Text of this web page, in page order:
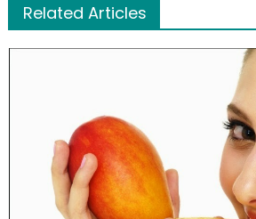
Related Articles